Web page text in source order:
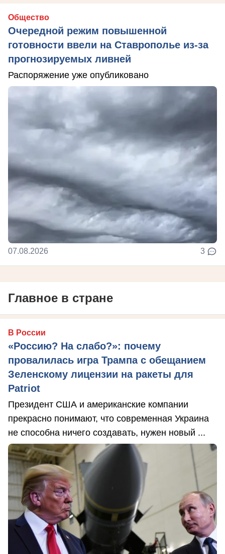
Общество
Очередной режим повышенной
готовности ввели на Ставрополье из-за
прогнозируемых ливней
Распоряжение уже опубликовано
07.08.2026 3
Главное в стране
В России
«Россию? На слабо?»: почему
провалилась игра Трампа с обещанием
Зеленскому лицензии на ракеты для
Patriot
Президент США и американские компании
прекрасно понимают, что современная Украина
не способна ничего создавать, нужен новый ...